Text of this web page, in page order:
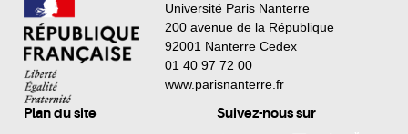
Université Paris Nanterre
200 avenue de la République
92001 Nanterre Cedex
01 40 97 72 00
www.parisnanterre.fr
Plan du site Suivez-nous sur